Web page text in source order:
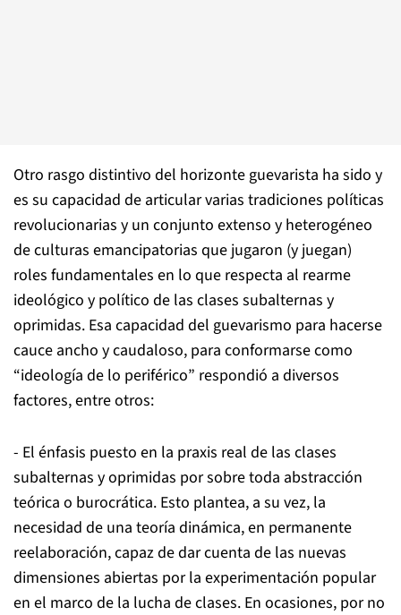
Otro rasgo distintivo del horizonte guevarista ha sido y
es su capacidad de articular varias tradiciones políticas
revolucionarias y un conjunto extenso y heterogéneo
de culturas emancipatorias que jugaron (y juegan)
roles fundamentales en lo que respecta al rearme
ideológico y político de las clases subalternas y
oprimidas. Esa capacidad del guevarismo para hacerse
cauce ancho y caudaloso, para conformarse como
“ideología de lo periférico” respondió a diversos
factores, entre otros:
- El énfasis puesto en la praxis real de las clases
subalternas y oprimidas por sobre toda abstracción
teórica o burocrática. Esto plantea, a su vez, la
necesidad de una teoría dinámica, en permanente
reelaboración, capaz de dar cuenta de las nuevas
dimensiones abiertas por la experimentación popular
en el marco de la lucha de clases. En ocasiones, por no